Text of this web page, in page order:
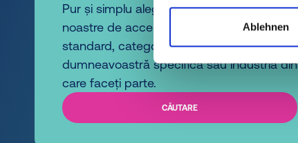
Ablehnen
Pur și simplu alegeți una dintre opțiunile
noastre de acces rapid după seria
standard, categoria de produs, aplicația
dumneavoastră specifică sau industria din
care faceți parte.
CĂUTARE